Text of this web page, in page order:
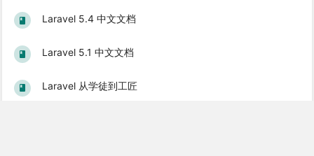
Laravel 5.4 中文文档
Laravel 5.1 中文文档
Laravel 从学徒到工匠